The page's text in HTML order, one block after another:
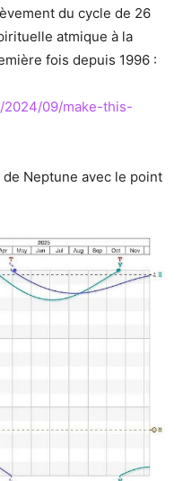
du cycle de 26
atmique à la
fois depuis 1996 :
2024/09/make-this-
Neptune avec le point